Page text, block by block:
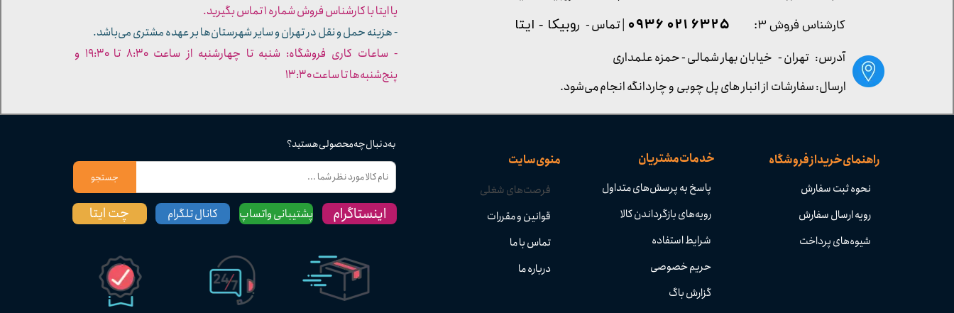
راهنمای خرید از فروشگاه
نحوه ثبت سفارش
رویه ارسال سفارش
شیوه‌های پرداخت
خدمات مشتریان
پاسخ به پرسش‌های متداول
رویه‌های بازگرداندن کالا
شرایط استفاده
حریم خصوصی
گزارش باگ
منوی سایت
فرصت‌های شغلی
قوانین و مقررات
تماس با ما
درباره ما
به دنبال چه محصولی هستید؟
جستجو
پشتیبانی واتساپ چت ایتا کانال تلگرام اینستاگرام
کارشناس فروش ۳: ۶۳۲۵ ۰۲۱ ۰۹۳۶ | تماس - روبیکا - ایتا
آدرس: تهران - خیابان بهار شمالی - حمزه علمداری
یا ایتا با کارشناس فروش شماره ۱ تماس بگیرید.
- هزینه حمل و نقل در تهران و سایر شهرستان‌ها بر عهده مشتری می‌باشد.
- ساعات کاری فروشگاه: شنبه تا چهارشنبه از ساعت ۸:۳۰ تا ۱۹:۳۰ و
پنج‌شنبه‌ها تا ساعت ۱۳:۳۰​​​​​​​
ارسال: سفارشات از انبار های پل چوبی و چاردانگه انجام می‌شود.